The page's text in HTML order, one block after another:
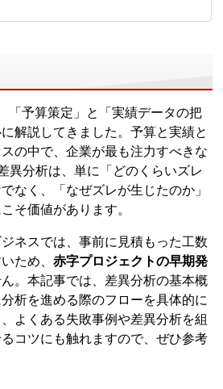
「予算策定」と「実績データの把
解説してきました。予算と実績と
の中で、企業が最も注力すべきな
異分析は、単に「どのくらいズレ
なく、「なぜズレが生じたのか」
そ価値があります。
ネスでは、事前に見積もった工数
ため、赤字プロジェクトの早期発
。本記事では、差異分析の基本概
析を進める際のフローを具体的に
よくある失敗事例や差異分析を組
コツにも触れますので、ぜひ参考